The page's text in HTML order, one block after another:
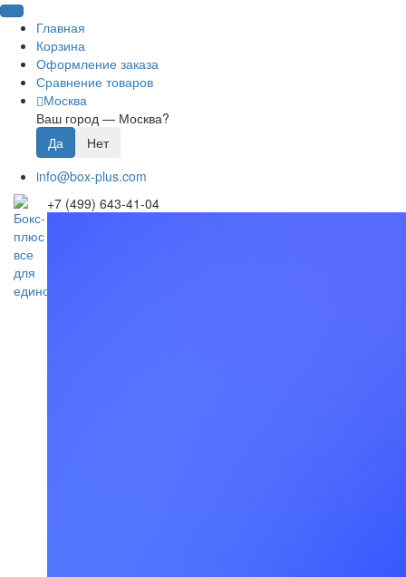
Главная
Корзина
Оформление заказа
Сравнение товаров
Москва
Ваш город — Москва?
info@box-plus.com
+7 (499) 643-41-04